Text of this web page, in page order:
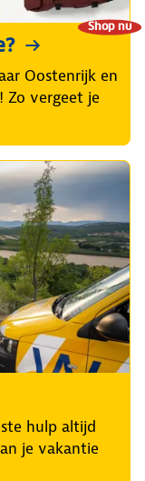
Shop nu
Oostenrijk en
Zo vergeet je
hulp altijd
je vakantie